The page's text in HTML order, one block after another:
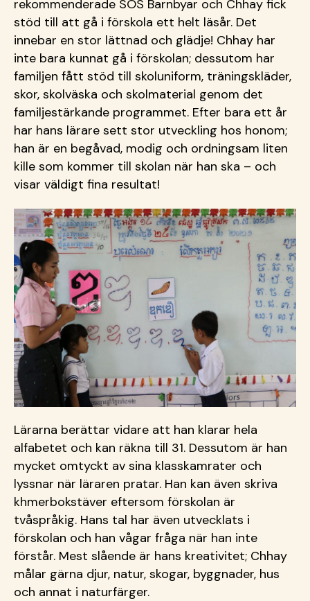
rekommenderade SOS Barnbyar och Chhay fick
stöd till att gå i förskola ett helt läsår. Det
innebar en stor lättnad och glädje! Chhay har
inte bara kunnat gå i förskolan; dessutom har
familjen fått stöd till skoluniform, träningskläder,
skor, skolväska och skolmaterial genom det
familjestärkande programmet. Efter bara ett år
har hans lärare sett stor utveckling hos honom;
han är en begåvad, modig och ordningsam liten
kille som kommer till skolan när han ska – och
visar väldigt fina resultat!
Lärarna berättar vidare att han klarar hela
alfabetet och kan räkna till 31. Dessutom är han
mycket omtyckt av sina klasskamrater och
lyssnar när läraren pratar. Han kan även skriva
khmerbokstäver eftersom förskolan är
tvåspråkig. Hans tal har även utvecklats i
förskolan och han vågar fråga när han inte
förstår. Mest slående är hans kreativitet; Chhay
målar gärna djur, natur, skogar, byggnader, hus
och annat i naturfärger.